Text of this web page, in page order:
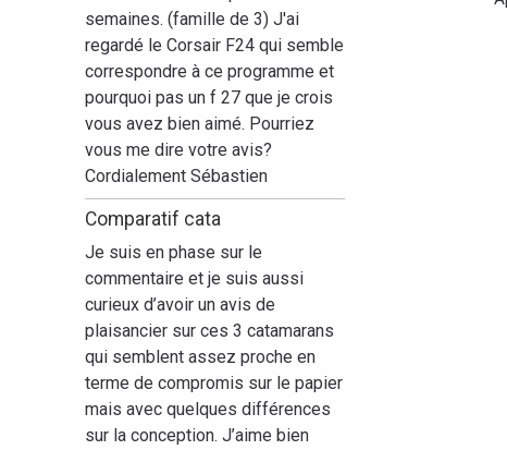
semaines. (famille de 3) J'ai
regardé le Corsair F24 qui semble
correspondre à ce programme et
pourquoi pas un f 27 que je crois
vous avez bien aimé. Pourriez
vous me dire votre avis?
Cordialement Sébastien
Comparatif cata
Je suis en phase sur le
commentaire et je suis aussi
curieux d’avoir un avis de
plaisancier sur ces 3 catamarans
qui semblent assez proche en
terme de compromis sur le papier
mais avec quelques différences
sur la conception. J’aime bien